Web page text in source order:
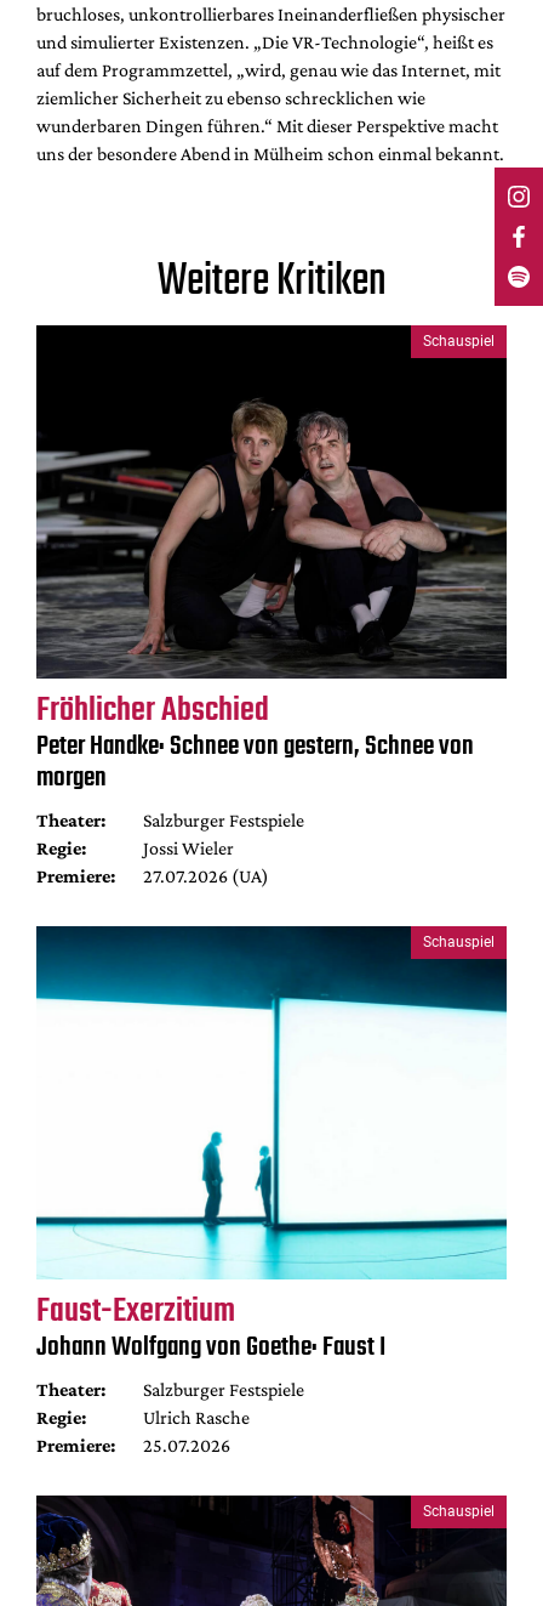
bruchloses, unkontrollierbares Ineinanderfließen physischer
und simulierter Existenzen. „Die VR-Technologie“, heißt es
auf dem Programmzettel, „wird, genau wie das Internet, mit
ziemlicher Sicherheit zu ebenso schrecklichen wie
wunderbaren Dingen führen.“ Mit dieser Perspektive macht
uns der besondere Abend in Mülheim schon einmal bekannt.
Weitere Kritiken
Schauspiel
Fröhlicher Abschied
Peter Handke: Schnee von gestern, Schnee von
morgen
Theater:
Salzburger Festspiele
Regie:
Jossi Wieler
Premiere:
27.07.2026 (UA)
Schauspiel
Faust-Exerzitium
Johann Wolfgang von Goethe: Faust I
Theater:
Salzburger Festspiele
Regie:
Ulrich Rasche
Premiere:
25.07.2026
Schauspiel